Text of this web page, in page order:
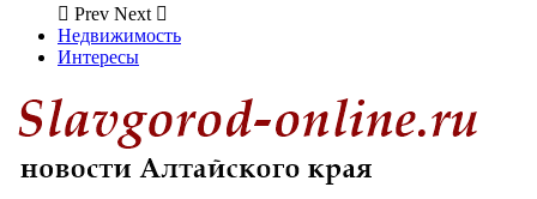
Prev Next
Недвижимость
Интересы